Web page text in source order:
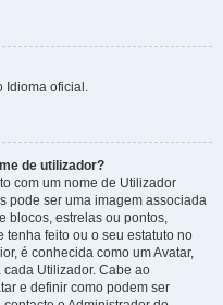
Idioma oficial.
de utilizador?
com um nome de Utilizador
pode ser uma imagem associada
blocos, estrelas ou pontos,
feito ou o seu estatuto no
é conhecida como um Avatar,
Utilizador. Cabe ao
e definir como podem ser